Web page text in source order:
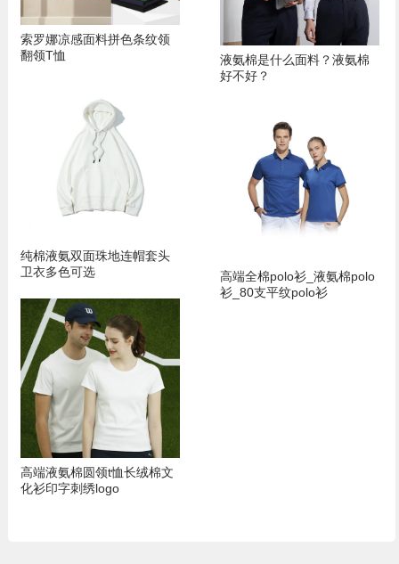
索罗娜凉感面料拼色条纹领
翻领T恤
纯棉液氨双面珠地连帽套头
卫衣多色可选
高端液氨棉圆领t恤长绒棉文
化衫印字刺绣logo
液氨棉是什么面料？液氨棉
好不好？
高端全棉polo衫_液氨棉polo
衫_80支平纹polo衫